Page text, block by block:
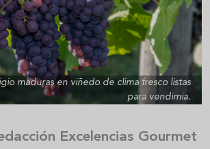
maduras en viñedo de clima fresco listas
para vendimia.
Excelencias Gourmet